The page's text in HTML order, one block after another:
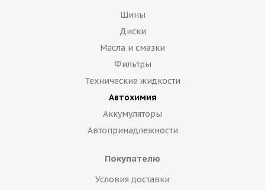
Шины
Диски
Масла и смазки
Фильтры
Технические жидкости
Автохимия
Аккумуляторы
Автопринадлежности
Покупателю
Условия доставки